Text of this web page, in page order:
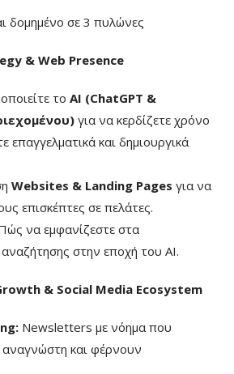
δομημένο σε 3 πυλώνες
& Web Presence
το AI (ChatGPT &
για να κερδίζετε χρόνο
επαγγελματικά και δημιουργικά
Websites & Landing Pages για να
επισκέπτες σε πελάτες.
να εμφανίζεστε στα
στην εποχή του AI.
& Social Media Ecosystem
Newsletters με νόημα που
αναγνώστη και φέρνουν